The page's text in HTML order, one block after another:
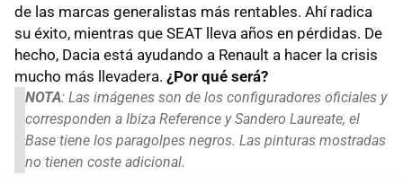
de las marcas generalistas más rentables. Ahí radica
su éxito, mientras que SEAT lleva años en pérdidas. De
hecho, Dacia está ayudando a Renault a hacer la crisis
mucho más llevadera. ¿Por qué será?
NOTA: Las imágenes son de los configuradores oficiales y
corresponden a Ibiza Reference y Sandero Laureate, el
Base tiene los paragolpes negros. Las pinturas mostradas
no tienen coste adicional.